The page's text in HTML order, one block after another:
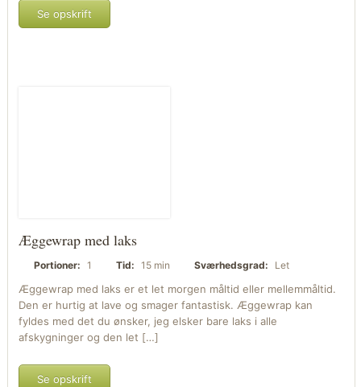
Se opskrift
Æggewrap med laks
Portioner: 1 Tid: 15 min Sværhedsgrad: Let
Æggewrap med laks er et let morgen måltid eller mellemmåltid.
Den er hurtig at lave og smager fantastisk. Æggewrap kan
fyldes med det du ønsker, jeg elsker bare laks i alle
afskygninger og den let […]
Se opskrift